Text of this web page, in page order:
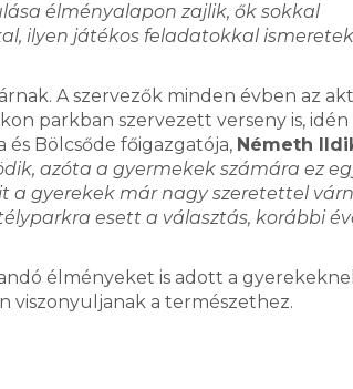
élményalapon zajlik, ők sokkal
ilyen játékos feladatokkal
A szervezők minden évben az
parkban szervezett verseny is, idén
Bölcsőde főigazgatója, Németh
azóta a gyermekek számára ez
a gyerekek már nagy szeretettel
esett a választás, korábbi
élményeket is adott a
viszonyuljanak a természethez.